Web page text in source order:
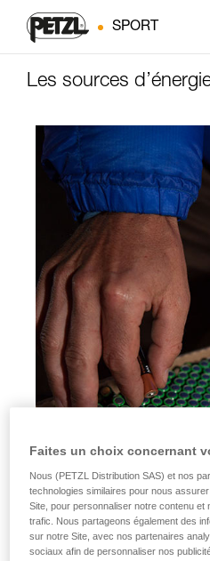
SPORT
Les sources
Faites un choix concernant
Nous (PETZL Distribution SAS) et nos
technologies similaires pour nous
Site, pour personnaliser notre contenu
trafic. Nous partageons également des
sur notre Site, avec nos partenaires
sociaux afin de personnaliser nos